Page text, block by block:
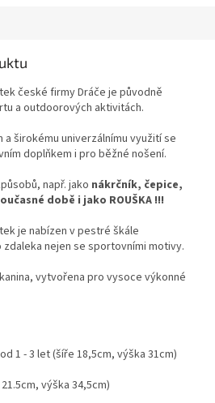
české firmy Dráče je původně
a outdoorových aktivitách.
širokému univerzálnímu využití se
doplňkem i pro běžné nošení.
např. jako nákrčník, čepice,
době i jako ROUŠKA !!!
je nabízen v pestré škále
nejen se sportovními motivy.
vytvořena pro vysoce výkonné
1 - 3 let (šíře 18,5cm, výška 31cm)
výška 34,5cm)